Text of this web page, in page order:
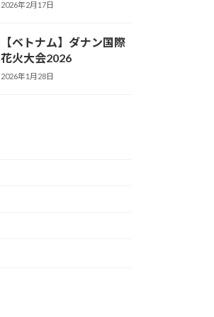
2026年2月17日
【ベトナム】ダナン国際
花火大会2026
2026年1月28日